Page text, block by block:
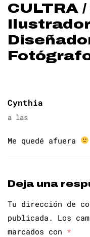
CULTRA
Cynthia
a las
Me quedé afuera
Deja una
Tu dirección de
publicada.
Los
marcados con *